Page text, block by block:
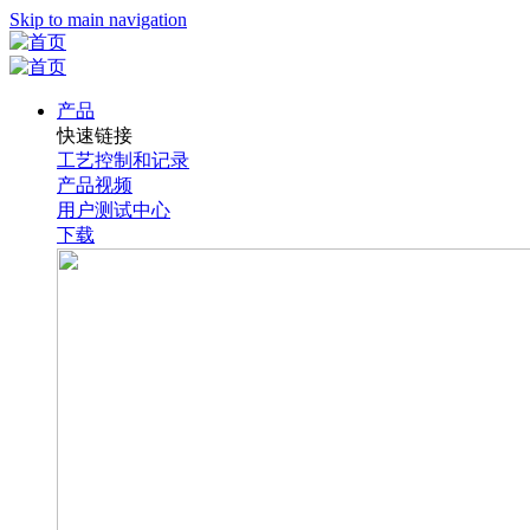
Skip to main navigation
产品
快速链接
工艺控制和记录
产品视频
用户测试中心
下载